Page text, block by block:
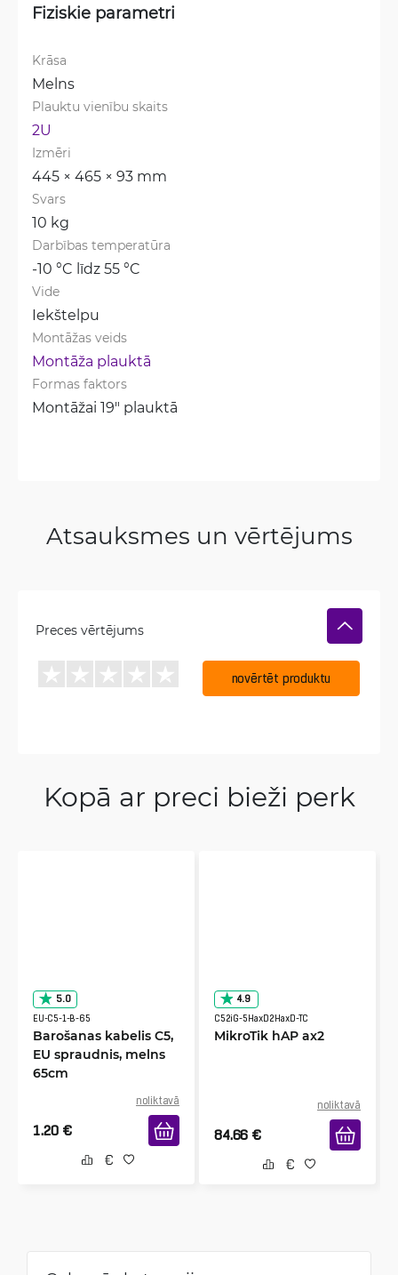
Fiziskie parametri
Krāsa
Melns
Plauktu vienību skaits
2U
Izmēri
445 × 465 × 93 mm
Svars
10 kg
Darbības temperatūra
-10 °C līdz 55 °C
Vide
Iekštelpu
Montāžas veids
Montāža plauktā
Formas faktors
Montāžai 19" plauktā
Atsauksmes un vērtējums
Preces vērtējums
novērtēt produktu
Kopā ar preci bieži perk
5.0
EU-C5-1-B-65
Barošanas kabelis C5,
EU spraudnis, melns
65cm
noliktavā
1.20 €
4.9
C52iG-5HaxD2HaxD-TC
MikroTik hAP ax2
noliktavā
84.66 €